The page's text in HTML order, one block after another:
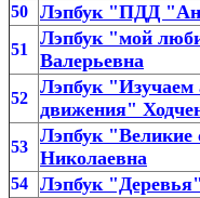
50 Лэпбук "ПДД
51
Лэпбук "мой
Валерьевна
52
Лэпбук "Изучаем
движения"
53
Лэпбук "Великие
Николаевна
54 Лэпбук